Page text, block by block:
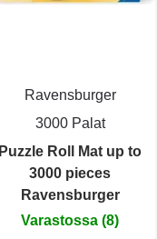
Ravensburger
3000 Palat
Puzzle Roll Mat up to
3000 pieces
Ravensburger
Varastossa (8)